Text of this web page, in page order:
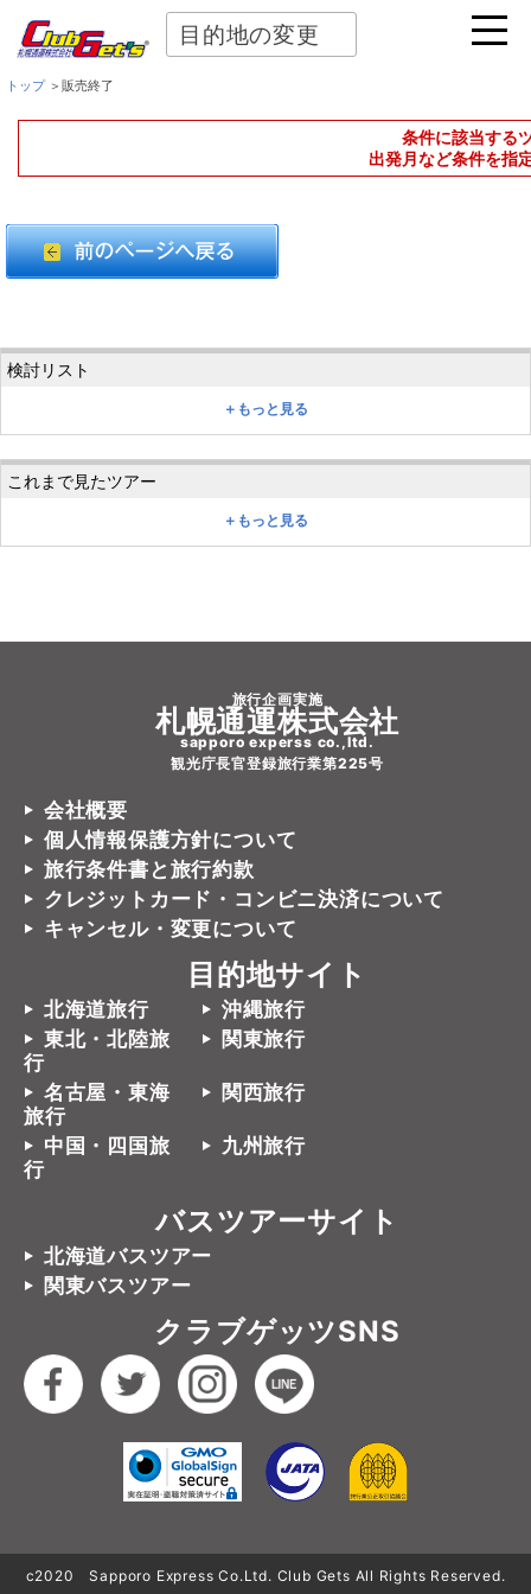
目的地の変更
トップ＞販売終了
条件に該当する
出発月など条件を指
＋もっと見る
＋もっと見る
旅行企画実施
札幌通運株式会社
sapporo experss co.,ltd.
観光庁長官登録旅行業第225号
会社概要
個人情報保護方針について
旅行条件書と旅行約款
クレジットカード・コンビニ決済について
キャンセル・変更について
目的地サイト
北海道旅行
沖縄旅行
東北・北陸旅
行
関東旅行
名古屋・東海
旅行
関西旅行
中国・四国旅
行
九州旅行
バスツアーサイト
北海道バスツアー
関東バスツアー
クラブゲッツSNS
c2020 Sapporo Express Co.Ltd. Club Gets All Rights Reserved.